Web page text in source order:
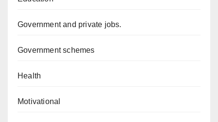
Government and private jobs.
Government schemes
Health
Motivational